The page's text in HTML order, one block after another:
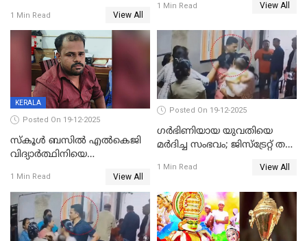
ക്രൂരകൊലപാതകത്തില്‍
സഹോദരിപുത്രന് ജീവപര്യന്തം
1 Min Read View All
നാൽപ്പതിലേറെ
റിപ്പോർട്ട്
1 Min Read View All
KERALA
Posted On 19-12-2025
സ്കൂൾ ബസിൽ എൽകെജി
വിദ്യാര്‍ത്ഥിനിയെ
ക്ലീനര്‍ പിടിയിൽ
1 Min Read View All
Posted On 19-12-2025
ഗര്‍ഭിണിയായ യുവതിയെ
മര്‍ദിച്ച സംഭവം; ജിസ്‌ട്രേറ്റ് തല
യുവതി
1 Min Read View All